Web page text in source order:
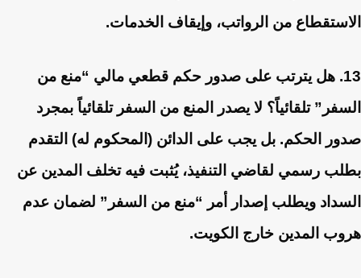
الاستقطاع من الرواتب، وإيقاف الخدمات.
13. هل يترتب على صدور حكم قطعي مالي “منع من
السفر” تلقائياً؟ لا يصدر المنع من السفر تلقائياً بمجرد
صدور الحكم. بل يجب على الدائن (المحكوم له) التقدم
بطلب رسمي لقاضي التنفيذ، يُثبت فيه تخلف المدين عن
السداد ويطلب إصدار أمر “منع من السفر” لضمان عدم
هروب المدين خارج الكويت.